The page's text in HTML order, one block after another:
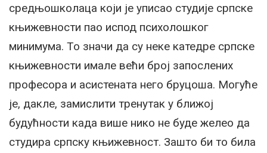
средњошколаца који је уписао студије српске
књижевности пао испод психолошког
минимума. То значи да су неке катедре српске
књижевности имале већи број запослених
професора и асистената него бруцоша. Могуће
је, дакле, замислити тренутак у ближој
будућности када више нико не буде желео да
студира српску књижевност. Зашто би то била